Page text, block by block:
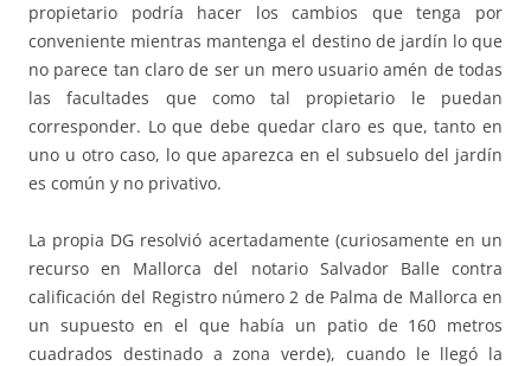
propietario podría hacer los cambios que tenga por
conveniente mientras mantenga el destino de jardín lo que
no parece tan claro de ser un mero usuario amén de todas
las facultades que como tal propietario le puedan
corresponder. Lo que debe quedar claro es que, tanto en
uno u otro caso, lo que aparezca en el subsuelo del jardín
es común y no privativo.
La propia DG resolvió acertadamente (curiosamente en un
recurso en Mallorca del notario Salvador Balle contra
calificación del Registro número 2 de Palma de Mallorca en
un supuesto en el que había un patio de 160 metros
cuadrados destinado a zona verde), cuando le llegó la